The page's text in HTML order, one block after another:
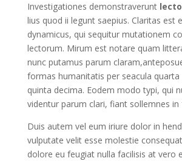
Investigationes demonstraverunt
lius quod ii legunt saepius. Claritas est
dynamicus, qui sequitur mutationem
lectorum. Mirum est notare quam
nunc putamus parum
formas humanitatis per seacula
quinta decima. Eodem modo typi, qui
videntur parum clari, fiant sollemnes in
Duis autem vel eum iriure dolor in
vulputate velit esse molestie
dolore eu feugiat nulla facilisis at vero